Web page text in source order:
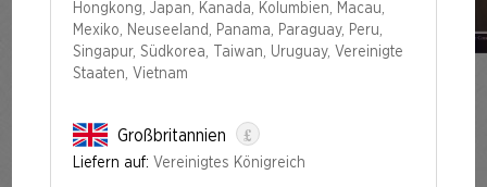
THIS WILL BE ON THE TEST EVERYTHING BUNDLE
Hongkong, Japan, Kanada, Kolumbien, Macau,
Mexiko, Neuseeland, Panama, Paraguay, Peru,
Singapur, Südkorea, Taiwan, Uruguay, Vereinigte
Staaten, Vietnam
Großbritannien £
Liefern auf: Vereinigtes Königreich